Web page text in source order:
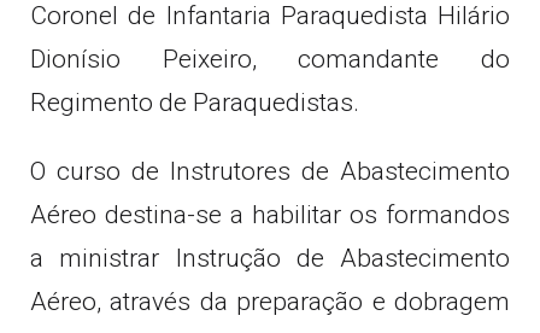
Coronel de Infantaria Paraquedista Hilário
Dionísio Peixeiro, comandante do
Regimento de Paraquedistas.
O curso de Instrutores de Abastecimento
Aéreo destina-se a habilitar os formandos
a ministrar Instrução de Abastecimento
Aéreo, através da preparação e dobragem